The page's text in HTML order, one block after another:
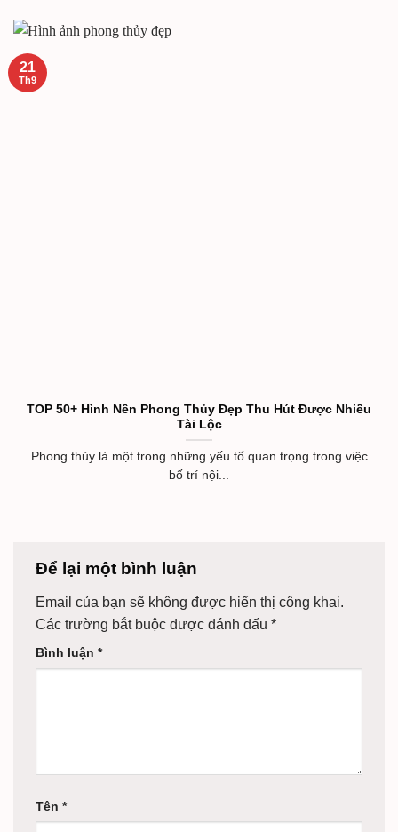
TOP 50+ Hình Nền Phong Thủy Đẹp Thu Hút Được Nhiều
Tài Lộc
Phong thủy là một trong những yếu tố quan trọng trong việc
bố trí nội...
21
Th9
Để lại một bình luận
Email của bạn sẽ không được hiển thị công khai.
Các trường bắt buộc được đánh dấu *
Bình luận *
Tên *